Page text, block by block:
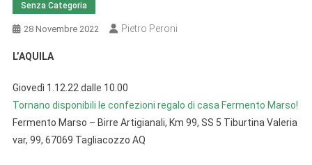
Senza Categoria
28 Novembre 2022 Pietro Peroni
L’AQUILA
Giovedì 1.12.22 dalle 10.00
Tornano disponibili le confezioni regalo di casa Fermento Marso!
Fermento Marso – Birre Artigianali, Km 99, SS 5 Tiburtina Valeria
var, 99, 67069 Tagliacozzo AQ